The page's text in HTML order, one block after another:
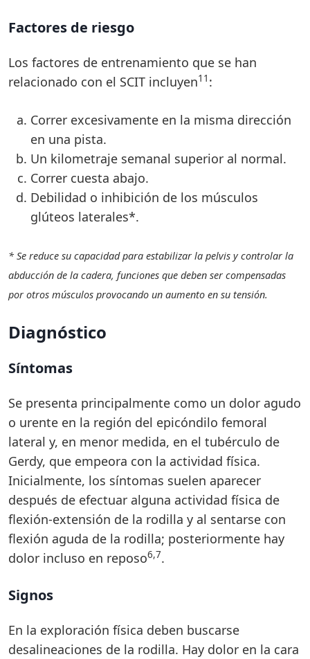
Factores de riesgo
Los factores de entrenamiento que se han
relacionado con el SCIT incluyen11 :
Correr excesivamente en la misma dirección
en una pista.
Un kilometraje semanal superior al normal.
Correr cuesta abajo.
Debilidad o inhibición de los músculos
glúteos laterales*.
* Se reduce su capacidad para estabilizar la pelvis y controlar la
abducción de la cadera, funciones que deben ser compensadas
por otros músculos provocando un aumento en su tensión.
Diagnóstico
Síntomas
Se presenta principalmente como un dolor agudo
o urente en la región del epicóndilo femoral
lateral y, en menor medida, en el tubérculo de
Gerdy, que empeora con la actividad física.
Inicialmente, los síntomas suelen aparecer
después de efectuar alguna actividad física de
flexión-extensión de la rodilla y al sentarse con
flexión aguda de la rodilla; posteriormente hay
dolor incluso en reposo6,7.
Signos
En la exploración física deben buscarse
desalineaciones de la rodilla. Hay dolor en la cara